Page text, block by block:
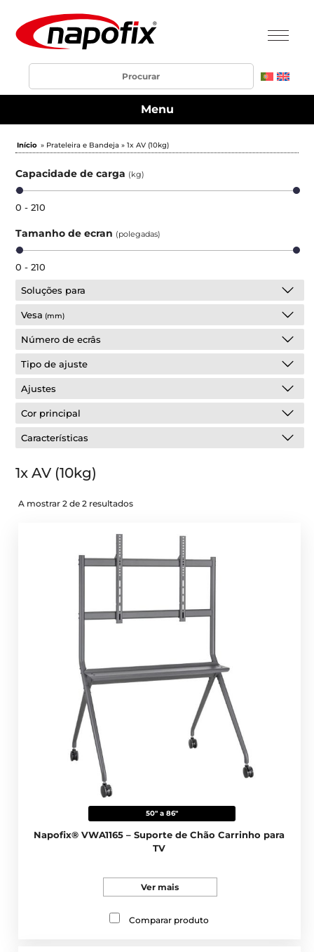
Menu
Início » Prateleira e Bandeja » 1x AV (10kg)
Capacidade de carga (kg)
0 - 210
Tamanho de ecran (polegadas)
0 - 210
Soluções para
Vesa (mm)
Número de ecrâs
Tipo de ajuste
Ajustes
Cor principal
Características
1x AV (10kg)
A mostrar 2 de 2 resultados
50" a 86"
Napofix® VWA1165 – Suporte de Chão Carrinho para
TV
Ver mais
Comparar produto